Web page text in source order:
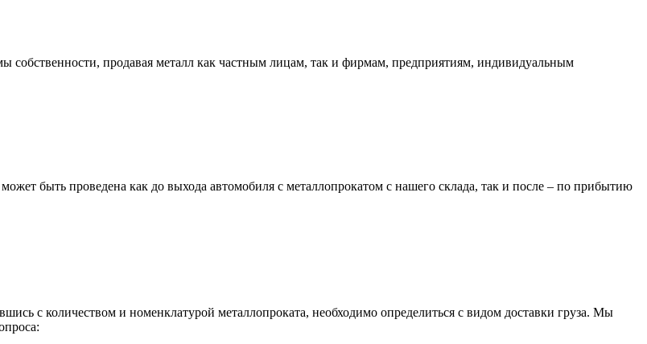
собственности, продавая металл как частным лицам, так и фирмам, предприятиям, индивидуальным
быть проведена как до выхода автомобиля с металлопрокатом с нашего склада, так и после – по прибытию
с количеством и номенклатурой металлопроката, необходимо определиться с видом доставки груза. Мы